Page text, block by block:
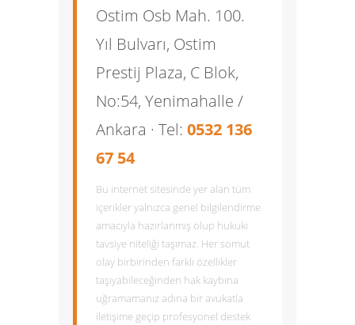
Ostim Osb Mah. 100.
Yıl Bulvarı, Ostim
Prestij Plaza, C Blok,
No:54, Yenimahalle /
Ankara · Tel: 0532 136
67 54
Bu internet sitesinde yer alan tüm
içerikler yalnızca genel bilgilendirme
amacıyla hazırlanmış olup hukuki
tavsiye niteliği taşımaz. Her somut
olay birbirinden farklı özellikler
taşıyabileceğinden hak kaybına
uğramamanız adına bir avukatla
iletişime geçip profesyonel destek